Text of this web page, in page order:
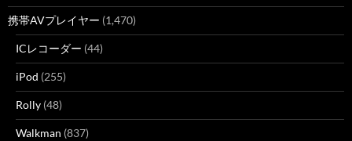
携帯AVプレイヤー (1,470)
ICレコーダー (44)
iPod (255)
Rolly (48)
Walkman (837)